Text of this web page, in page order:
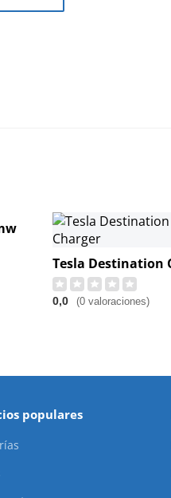
0,0 (0 valoraciones)
populares